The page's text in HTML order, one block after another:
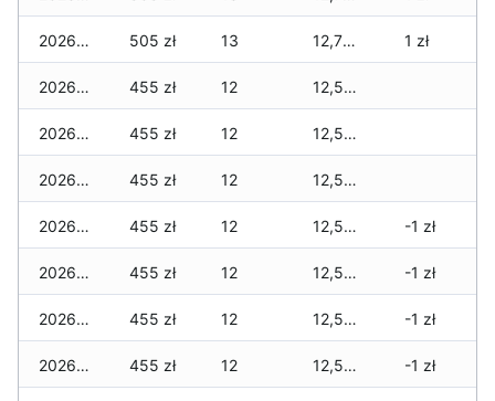
2026-02-02 505 zł 13 12,735 zł 1 zł
2026-02-01 455 zł 12 12,585 zł
2026-01-31 455 zł 12 12,585 zł
2026-01-30 455 zł 12 12,585 zł
2026-01-29 455 zł 12 12,575 zł -1 zł
2026-01-28 455 zł 12 12,575 zł -1 zł
2026-01-27 455 zł 12 12,575 zł -1 zł
2026-01-26 455 zł 12 12,575 zł -1 zł